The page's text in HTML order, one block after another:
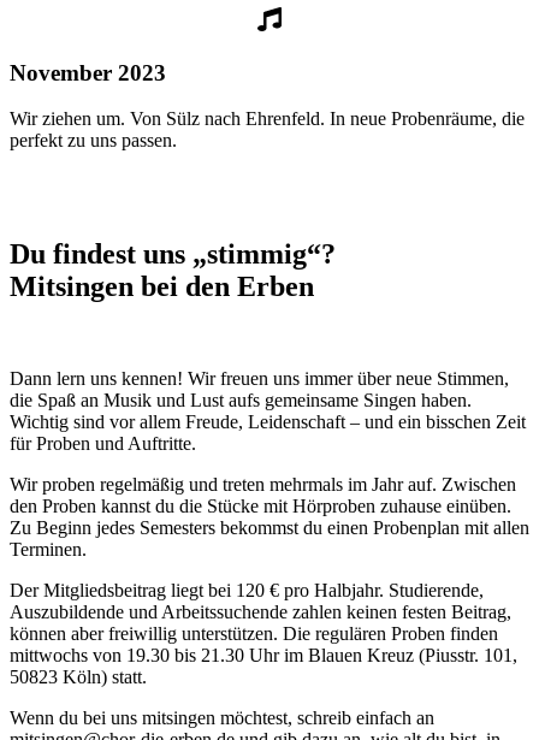
November 2023
Wir ziehen um. Von Sülz nach Ehrenfeld. In neue Probenräume, die
perfekt zu uns passen.
Du findest uns „stimmig“?
Mitsingen bei den Erben
Dann lern uns kennen! Wir freuen uns immer über neue Stimmen,
die Spaß an Musik und Lust aufs gemeinsame Singen haben.
Wichtig sind vor allem Freude, Leidenschaft – und ein bisschen Zeit
für Proben und Auftritte.
Wir proben regelmäßig und treten mehrmals im Jahr auf. Zwischen
den Proben kannst du die Stücke mit Hörproben zuhause einüben.
Zu Beginn jedes Semesters bekommst du einen Probenplan mit allen
Terminen.
Der Mitgliedsbeitrag liegt bei 120 € pro Halbjahr. Studierende,
Auszubildende und Arbeitssuchende zahlen keinen festen Beitrag,
können aber freiwillig unterstützen. Die regulären Proben finden
mittwochs von 19.30 bis 21.30 Uhr im Blauen Kreuz (Piusstr. 101,
50823 Köln) statt.
Wenn du bei uns mitsingen möchtest, schreib einfach an